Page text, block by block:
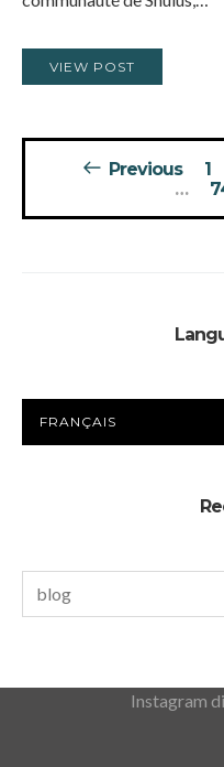
VIEW POST
Pagination
publications
Previous 1
…
PRÉFÉRÉE
FOR:
Instagram